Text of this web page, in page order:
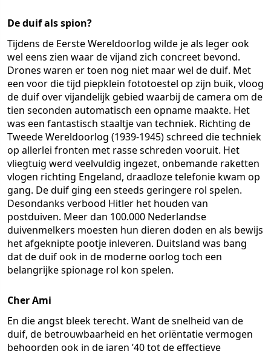
De duif als spion?
Tijdens de Eerste Wereldoorlog wilde je als leger ook
wel eens zien waar de vijand zich concreet bevond.
Drones waren er toen nog niet maar wel de duif. Met
een voor die tijd piepklein fototoestel op zijn buik, vloog
de duif over vijandelijk gebied waarbij de camera om de
tien seconden automatisch een opname maakte. Het
was een fantastisch staaltje van techniek. Richting de
Tweede Wereldoorlog (1939-1945) schreed die techniek
op allerlei fronten met rasse schreden vooruit. Het
vliegtuig werd veelvuldig ingezet, onbemande raketten
vlogen richting Engeland, draadloze telefonie kwam op
gang. De duif ging een steeds geringere rol spelen.
Desondanks verbood Hitler het houden van
postduiven. Meer dan 100.000 Nederlandse
duivenmelkers moesten hun dieren doden en als bewijs
het afgeknipte pootje inleveren. Duitsland was bang
dat de duif ook in de moderne oorlog toch een
belangrijke spionage rol kon spelen.
Cher Ami
En die angst bleek terecht. Want de snelheid van de
duif, de betrouwbaarheid en het oriëntatie vermogen
behoorden ook in de jaren ’40 tot de effectieve